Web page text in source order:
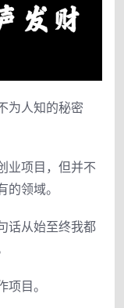
为人知的秘密
业项目，但并不
领域。
话从始至终我都
目。